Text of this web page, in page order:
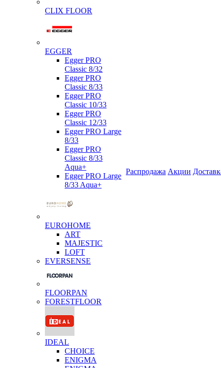
CLIX FLOOR
EGGER
Egger PRO
Classic 8/32
Egger PRO
Classic 8/33
Egger PRO
Classic 10/33
Egger PRO
Classic 12/33
Egger PRO Large
8/33
Egger PRO
Classic 8/33
Aqua+
Egger PRO Large
8/33 Aqua+
EUROHOME
ART
MAJESTIC
LOFT
EVERSENSE
FLOORPAN
FORESTFLOOR
IDEAL
CHOICE
ENIGMA
Распродажа Акции